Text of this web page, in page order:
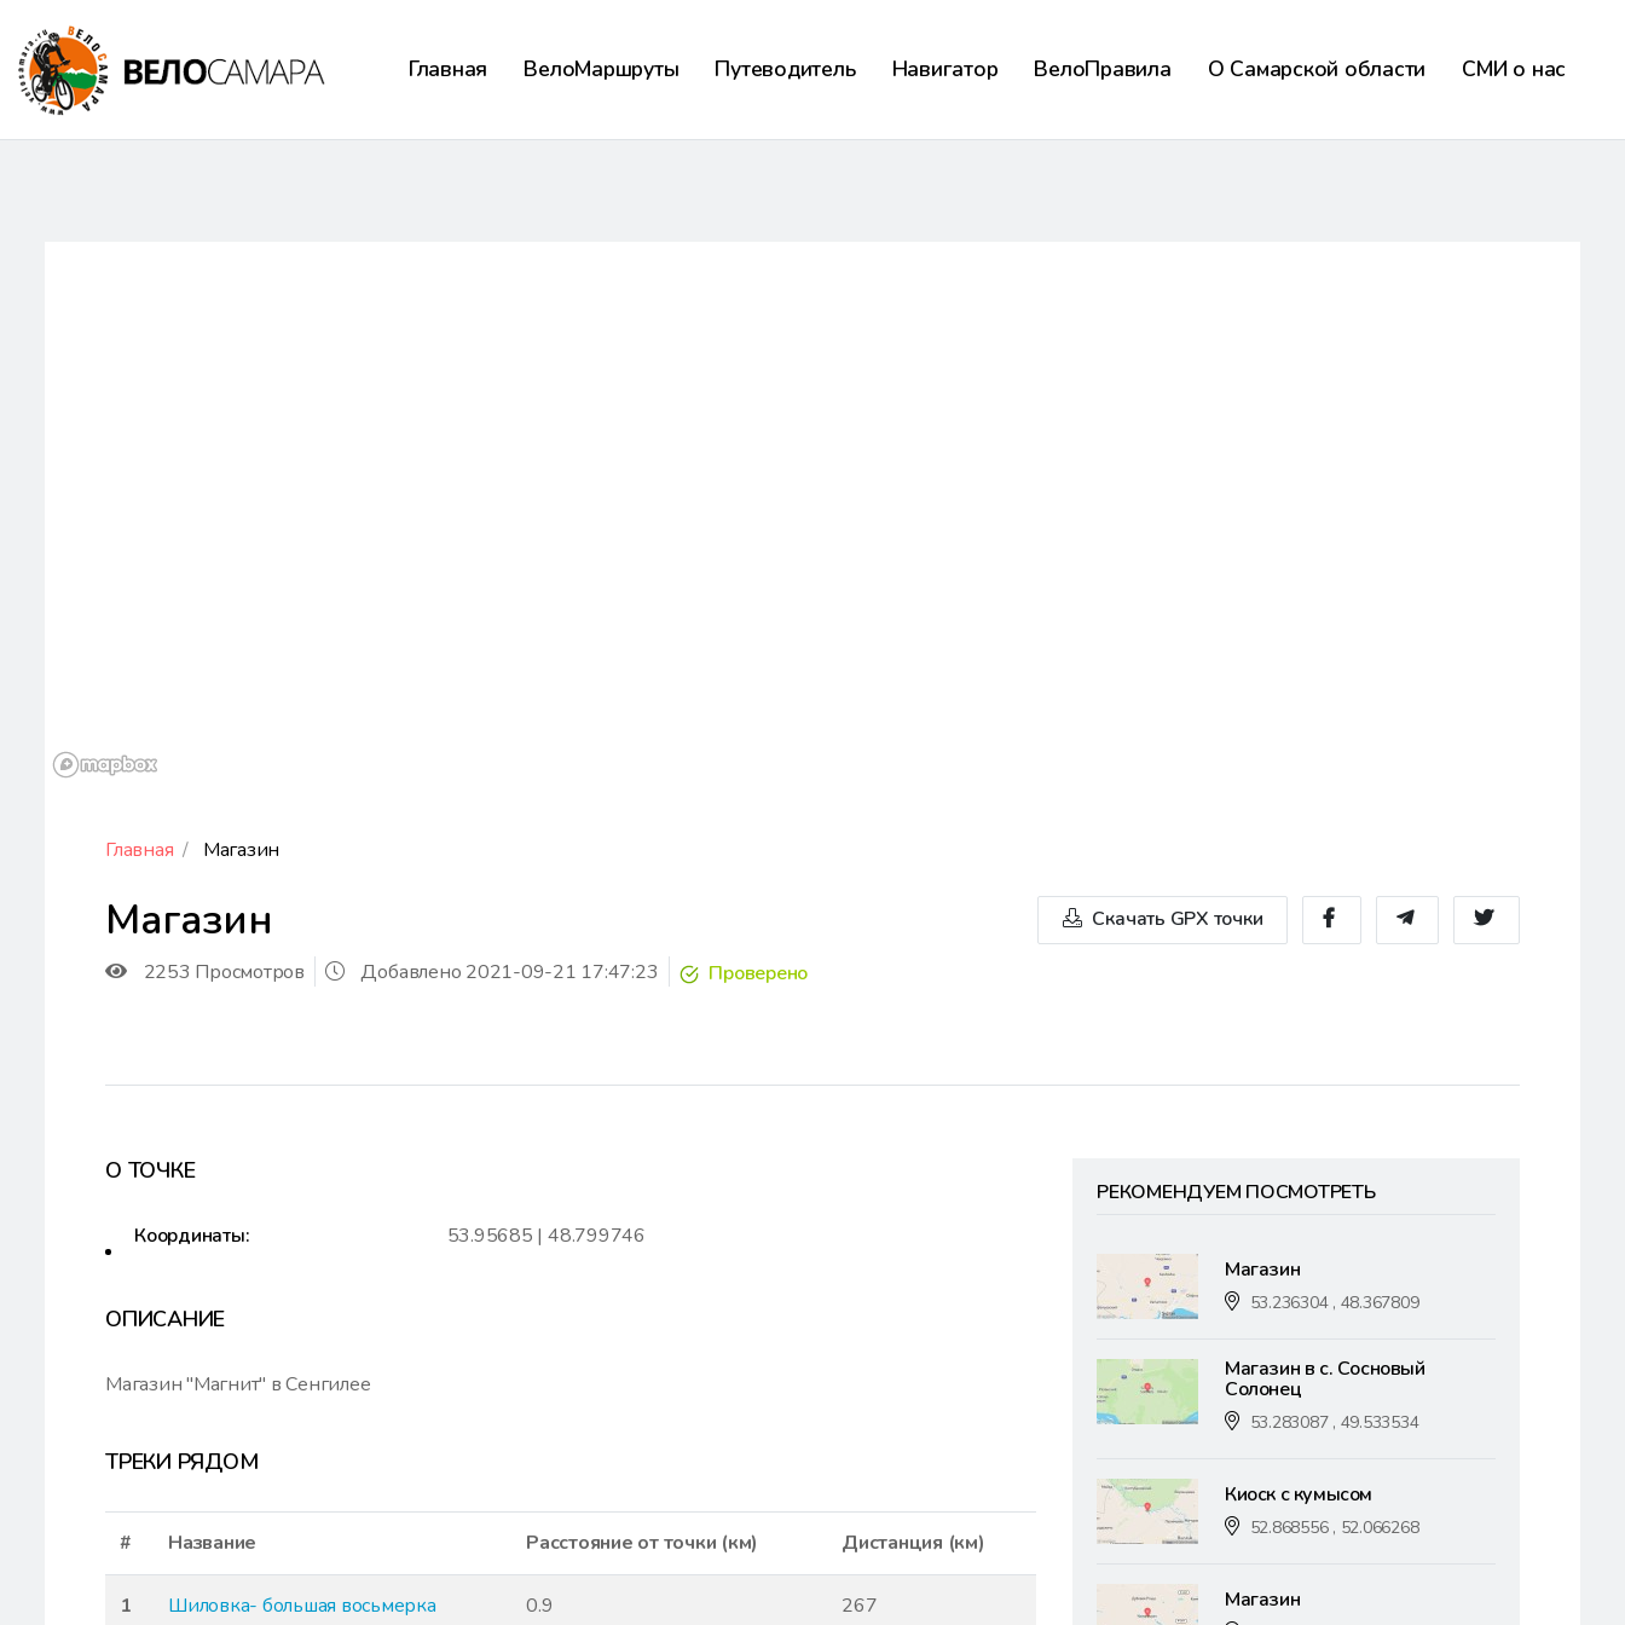
Главная ВелоМаршруты Путеводитель Навигатор ВелоПравила О Самарской области СМИ о нас
Главная Магазин
Магазин
2253 Просмотров Добавлено 2021-09-21 17:47:23 Проверено
Скачать GPX точки
О ТОЧКЕ
Координаты: 53.95685 | 48.799746
ОПИСАНИЕ
Магазин "Магнит" в Сенгилее
ТРЕКИ РЯДОМ
# Название Расстояние от точки (км) Дистанция (км)
1 Шиловка- большая восьмерка 0.9 267
РЕКОМЕНДУЕМ ПОСМОТРЕТЬ
Магазин
53.236304 , 48.367809
Магазин в с. Сосновый
Солонец
53.283087 , 49.533534
Киоск с кумысом
52.868556 , 52.066268
Магазин